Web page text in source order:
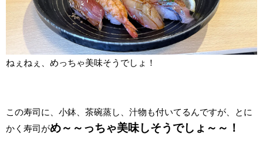
ねぇねぇ、めっちゃ美味そうでしょ！
この寿司に、小鉢、茶碗蒸し、汁物も付いてるんですが、とに
かく寿司がめ～～っちゃ美味しそうでしょ～～！